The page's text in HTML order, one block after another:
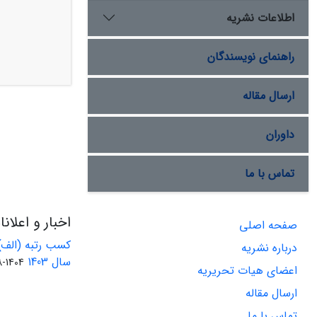
اطلاعات نشریه
راهنمای نویسندگان
ارسال مقاله
داوران
تماس با ما
صفحه اصلی
درباره نشریه
اعضای هیات تحریریه
ارسال مقاله
اخبار و
کسب رتبه
سال 1403
1404-08-01